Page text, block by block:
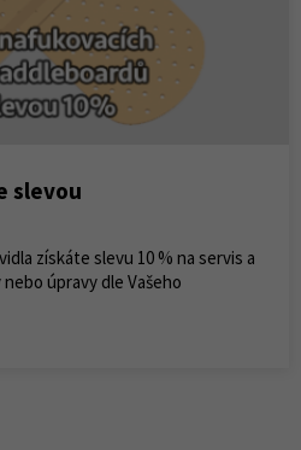
slevou
získáte slevu 10 % na servis a
úpravy dle Vašeho